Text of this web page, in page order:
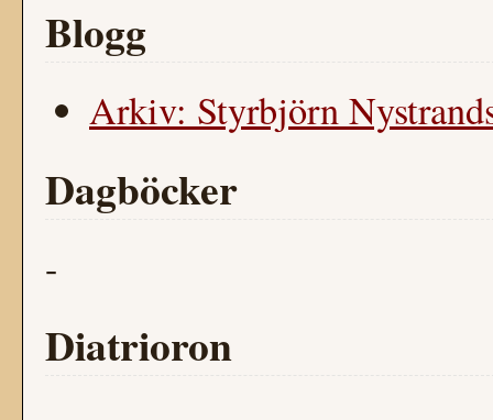
Blogg
Arkiv: Styrbjörn
Dagböcker
-
Diatrioron